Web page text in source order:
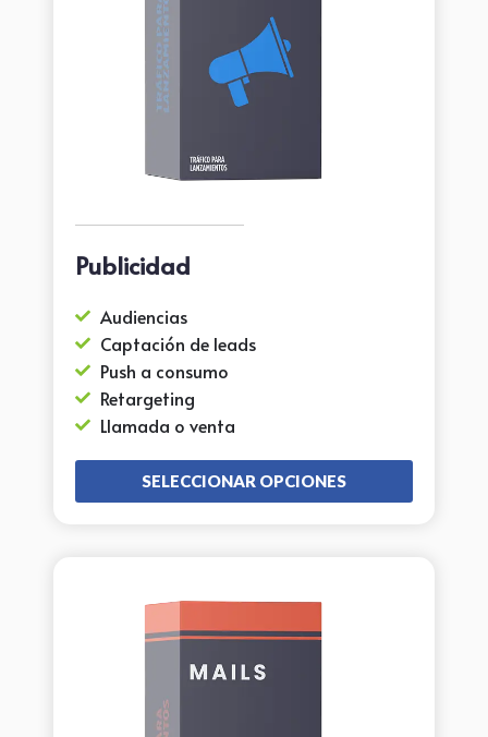
Publicidad
Audiencias
Captación de leads
Push a consumo
Retargeting
Llamada o venta
SELECCIONAR OPCIONES